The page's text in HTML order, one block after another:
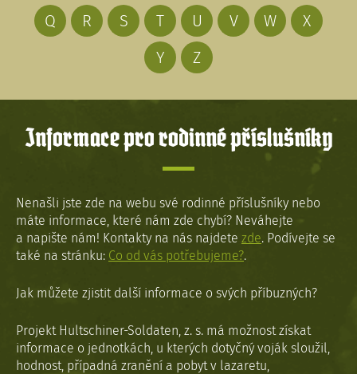
Q
R S T U V W
X
Y
Z
Informace pro rodinné příslušníky
Nenašli jste zde na webu své rodinné příslušníky nebo
máte informace, které nám zde chybí? Neváhejte
a napište nám! Kontakty na nás najdete zde. Podívejte se
také na stránku: Co od vás potřebujeme?.
Jak můžete zjistit další informace o svých příbuzných?
Projekt Hultschiner-Soldaten, z. s. má možnost získat
informace o jednotkách, u kterých dotyčný voják sloužil,
hodnost, případná zranění a pobyt v lazaretu,